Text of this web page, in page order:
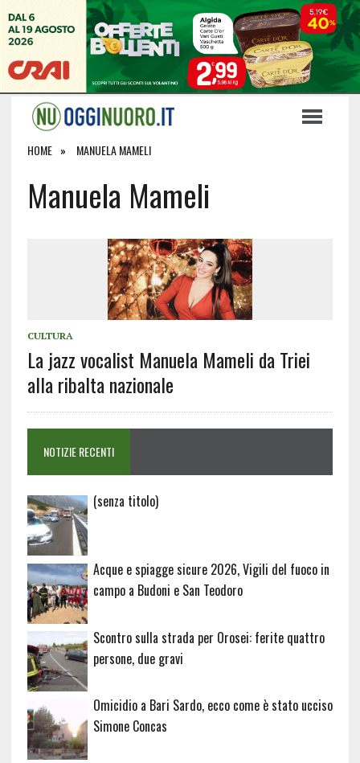
HOME MANUELA MAMELI
Manuela Mameli
CULTURA
La jazz vocalist Manuela Mameli da Triei
alla ribalta nazionale
NOTIZIE RECENTI
(senza titolo)Articolo
Acque e spiagge sicure 2026, Vigili del fuoco in
campo a Budoni e San Teodoro
Scontro sulla strada per Orosei: ferite quattro
persone, due gravi
Omicidio a Bari Sardo, ecco come è stato ucciso
Simone Concas